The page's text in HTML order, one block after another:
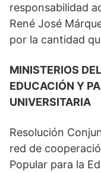
responsabilidad
René José
por la cantidad
MINISTERIOS
EDUCACIÓN Y
UNIVERSITARIA
Resolución
red de
Popular para la